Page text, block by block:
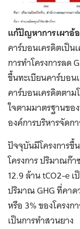
แก้ปัญหาการเผาอ้
คาร์บอนเครดิตเป็น
การทำโครงการลด
ขึ้นทะเบียนคาร์บอน
คาร์บอนเครดิตตาม
ใจตามมาตรฐานขอ
องค์การบริหารจัดก
ปัจจุบันมีโครงการขึ้
โครงการ ปริมาณก๊
12.9 ล้าน tCO2-e เ
ปริมาณ GHG ที่คาด
หรือ 3% ของโครง
เป็นการทำสวนยาง